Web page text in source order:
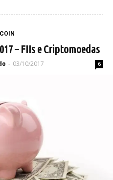
– FIIs e Criptomoedas
- 03/10/2017 6